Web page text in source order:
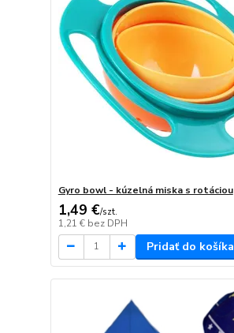
Gyro bowl - kúzelná miska s rotáciou
1,49 €/szt.
1,21 € bez DPH
Pridať do košíka